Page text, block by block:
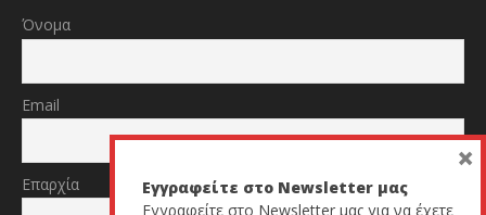
Όνομα
Email
Επαρχία
Εγγραφείτε στο Newsletter μας
Εγγραφείτε στο Newsletter μας για να έχετε
×